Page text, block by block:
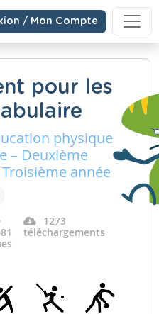
/ Mon Compte
pour les
physique
– Deuxième
année
1273
téléchargements